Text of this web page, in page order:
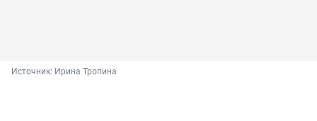
Источник: Ирина Тропина